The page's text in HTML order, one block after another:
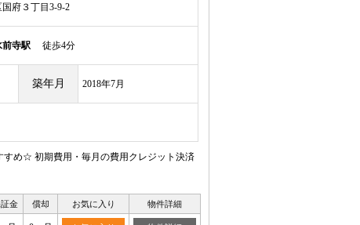
府３丁目3-9-2
前寺駅 徒歩4分
築年月 2018年7月
め☆ 初期費用・毎月の費用クレジット決済
金 償却 お気に入り 物件詳細